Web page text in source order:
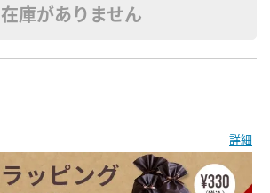
在庫がありません
詳細